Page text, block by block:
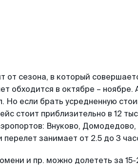
от сезона, в который
обходится в октябре – ноябре.
Но если брать усредненную
стоит приблизительно в 12
Внуково,
занимает от 2.5 до 3
и пр. можно долететь за